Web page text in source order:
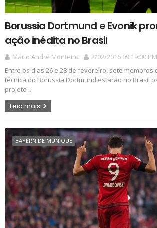
Borussia Dortmund e Evonik
ação inédita no Brasil
Mário André Monteiro
2/02/2016 09:19:00 PM
Entre os dias 26 e 28 de fevereiro, sete membros
técnica do Borussia Dortmund estarão no Brasil
projeto ...
Leia mais
BAYERN DE MUNIQUE